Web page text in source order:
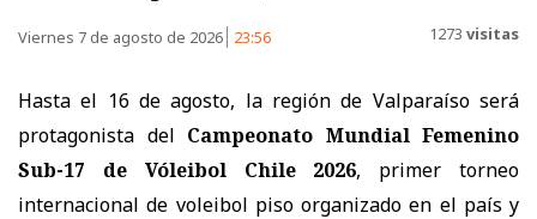
Viernes 7 de agosto de 2026 23:56 1273 visitas
Hasta el 16 de agosto, la región de Valparaíso será
protagonista del Campeonato Mundial Femenino
Sub-17 de Vóleibol Chile 2026, primer torneo
internacional de voleibol piso organizado en el país y